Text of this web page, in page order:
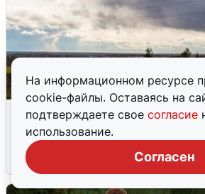
На информационном ресурсе
cookie-файлы. Оставаясь на
подтверждаете свое согласие
использование.
Согласен
Над ХМАО впервые
беспилотники
3 августа